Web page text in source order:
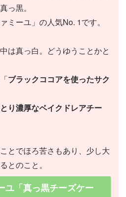
っ黒。
ミーユ」の人気No. 1です。
は真っ白。どうゆうことかと
ブラックココアを使ったサク
り濃厚なベイクドレアチー
とでほろ苦さもあり、少し大
とのこと。
ユ「真っ黒チーズケー